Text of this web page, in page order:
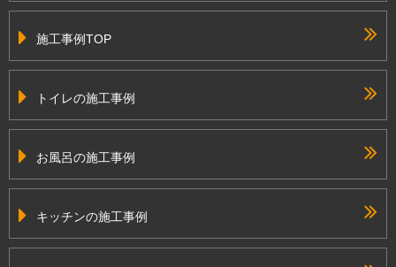
施工事例TOP
トイレの施工事例
お風呂の施工事例
キッチンの施工事例